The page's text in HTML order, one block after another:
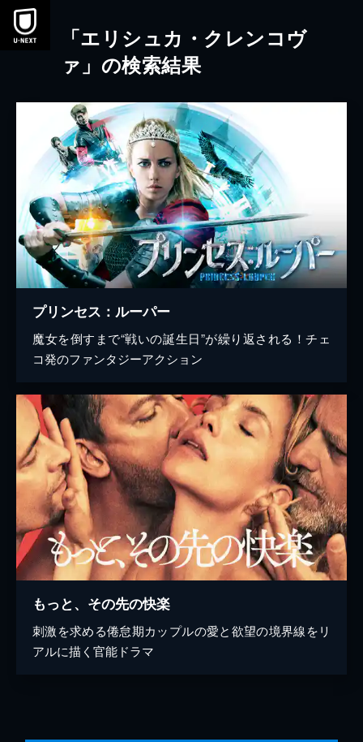
本文へスキップ
「エリシュカ・クレンコヴ
ァ」の検索結果
プリンセス：ルーパー
魔女を倒すまで“戦いの誕生日”が繰り返される！チェ
コ発のファンタジーアクション
もっと、その先の快楽
刺激を求める倦怠期カップルの愛と欲望の境界線をリ
アルに描く官能ドラマ